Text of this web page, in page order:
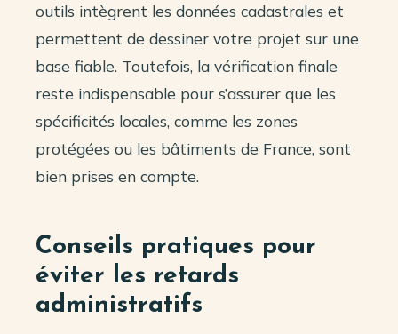
outils intègrent les données cadastrales et
permettent de dessiner votre projet sur une
base fiable. Toutefois, la vérification finale
reste indispensable pour s’assurer que les
spécificités locales, comme les zones
protégées ou les bâtiments de France, sont
bien prises en compte.
Conseils pratiques pour
éviter les retards
administratifs